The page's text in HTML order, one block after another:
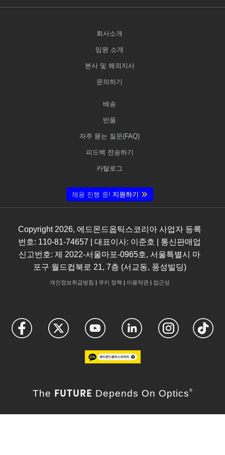
회사소개
임원 소개
본사 및 해외지사
문의하기
배송
반품
자주 묻는 질문(FAQ)
피드백 전송하기
카탈로그
채용 진행 중! 지원하기
Copyright 2026, 에드몬드옵틱스코리아 사업자 등록
번호: 110-81-74657 | 대표이사: 이준호 | 통신판매업
신고번호: 제 2022-서울마포-0965호, 서울특별시 마
포구 월드컵북로 21, 7층 (서교동, 풍성빌딩)
개인정보취급방침 | 쿠키 정책 | 이용약관| 접근성
The FUTURE Depends On Optics ®